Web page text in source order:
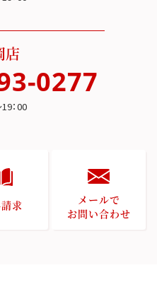
店
0277
：00
求
メールで
お問い合わせ